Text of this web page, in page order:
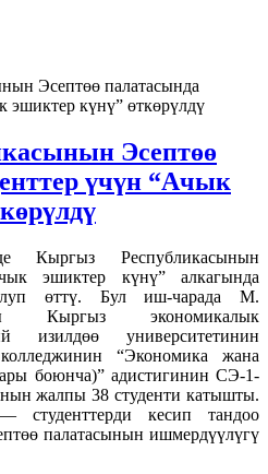
Эсептөө палатасында
эшиктер күнү” өткөрүлдү
Эсептөө
үчүн “Ачык
Кыргыз Республикасынын
эшиктер күнү” алкагында
өттү. Бул иш-чарада М.
Кыргыз экономикалык
изилдөө университетинин
“Экономика жана
боюнча)” адистигинин СЭ-1-
жалпы 38 студенти катышты.
студенттерди кесип тандоо
палатасынын ишмердүүлүгү